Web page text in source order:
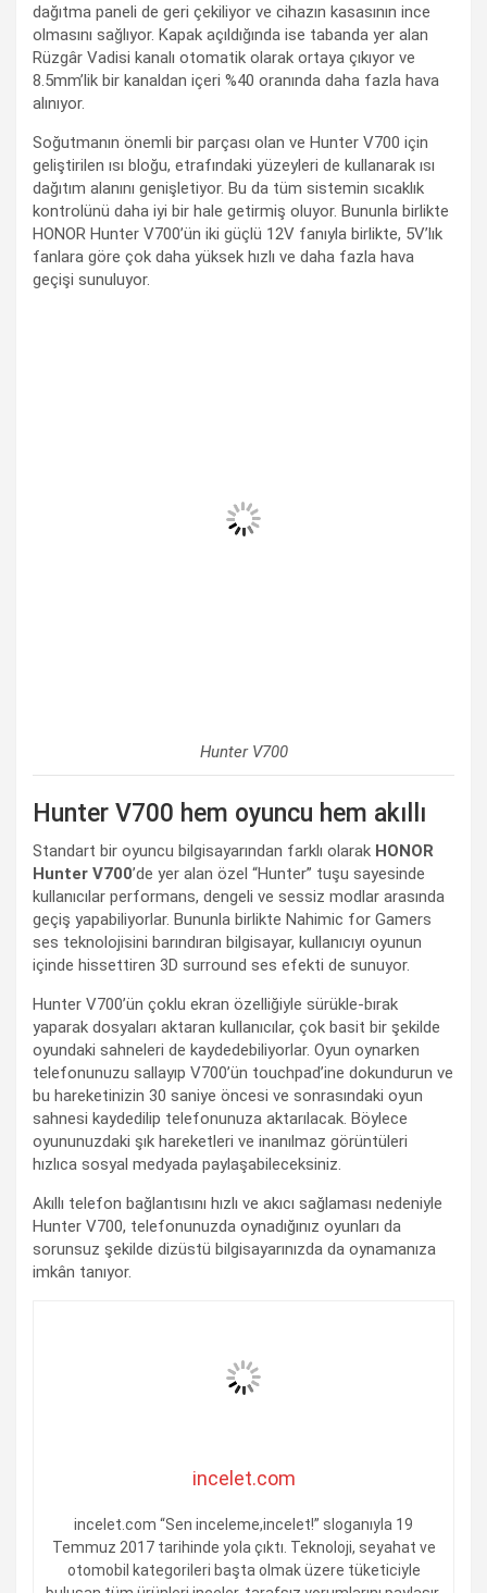
dağıtma paneli de geri çekiliyor ve cihazın kasasının ince
olmasını sağlıyor. Kapak açıldığında ise tabanda yer alan
Rüzgâr Vadisi kanalı otomatik olarak ortaya çıkıyor ve
8.5mm’lik bir kanaldan içeri %40 oranında daha fazla hava
alınıyor.
Soğutmanın önemli bir parçası olan ve Hunter V700 için
geliştirilen ısı bloğu, etrafındaki yüzeyleri de kullanarak ısı
dağıtım alanını genişletiyor. Bu da tüm sistemin sıcaklık
kontrolünü daha iyi bir hale getirmiş oluyor. Bununla birlikte
HONOR Hunter V700’ün iki güçlü 12V fanıyla birlikte, 5V’lık
fanlara göre çok daha yüksek hızlı ve daha fazla hava
geçişi sunuluyor.
Hunter V700
Hunter V700 hem oyuncu hem akıllı
Standart bir oyuncu bilgisayarından farklı olarak HONOR
Hunter V700’de yer alan özel “Hunter” tuşu sayesinde
kullanıcılar performans, dengeli ve sessiz modlar arasında
geçiş yapabiliyorlar. Bununla birlikte Nahimic for Gamers
ses teknolojisini barındıran bilgisayar, kullanıcıyı oyunun
içinde hissettiren 3D surround ses efekti de sunuyor.
Hunter V700’ün çoklu ekran özelliğiyle sürükle-bırak
yaparak dosyaları aktaran kullanıcılar, çok basit bir şekilde
oyundaki sahneleri de kaydedebiliyorlar. Oyun oynarken
telefonunuzu sallayıp V700’ün touchpad’ine dokundurun ve
bu hareketinizin 30 saniye öncesi ve sonrasındaki oyun
sahnesi kaydedilip telefonunuza aktarılacak. Böylece
oyununuzdaki şık hareketleri ve inanılmaz görüntüleri
hızlıca sosyal medyada paylaşabileceksiniz.
Akıllı telefon bağlantısını hızlı ve akıcı sağlaması nedeniyle
Hunter V700, telefonunuzda oynadığınız oyunları da
sorunsuz şekilde dizüstü bilgisayarınızda da oynamanıza
imkân tanıyor.
incelet.com
incelet.com “Sen inceleme,incelet!” sloganıyla 19
Temmuz 2017 tarihinde yola çıktı. Teknoloji, seyahat ve
otomobil kategorileri başta olmak üzere tüketiciyle